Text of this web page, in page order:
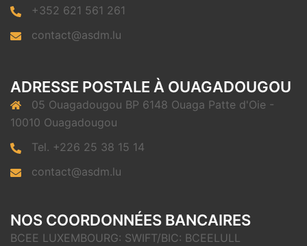
+352 621 561 261
contact@asdm.lu
ADRESSE POSTALE À OUAGADOUGOU
05 Ouagadougou BP 6148 Ouaga Patte d'Oie -
10010 Ouagadougou
Tel. +226 25 38 15 14
contact@asdm.lu
NOS COORDONNÉES BANCAIRES
BCEE LUXEMBOURG: SWIFT/BIC: BCEELULL